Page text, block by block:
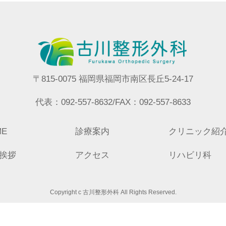
〒815-0075 福岡県福岡市南区長丘5-24-17
代表：092-557-8632/FAX：092-557-8633
診療案内 クリニック紹
拶 アクセス リハビリ科
Copyright c 古川整形外科 All Rights Reserved.